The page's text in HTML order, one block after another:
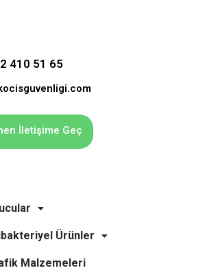
410 51 65
İletişime Geç
Ürünler
Malzemeleri